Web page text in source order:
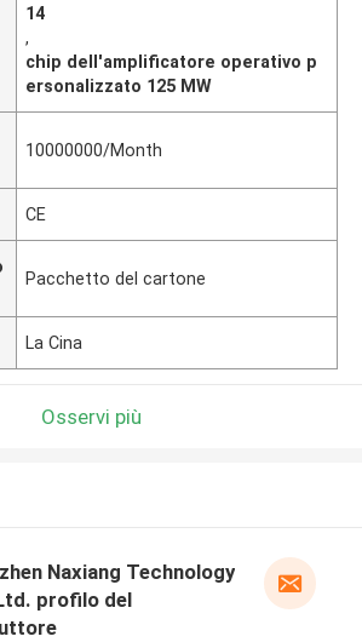
14
,
chip dell'amplificatore operativo p
ersonalizzato 125 MW
10000000/Month
CE
Pacchetto del cartone
La Cina
Osservi più
Naxiang Technology
profilo del